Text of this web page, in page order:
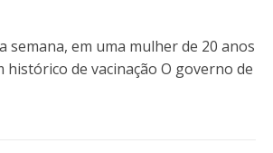
em uma mulher de 20 anos
histórico de vacinação O governo de